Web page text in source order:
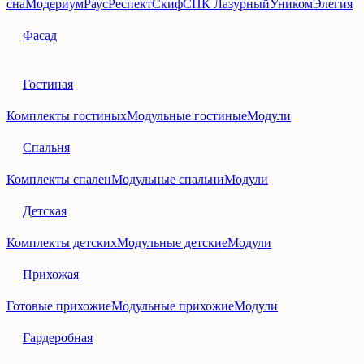
снаМодериумРаусРеспектСкифСПК ЛазурныйУникомЭлегия
Фасад
Гостиная
Комплекты гостиныхМодульные гостиныеМодули
Спальня
Комплекты спаленМодульные спальниМодули
Детская
Комплекты детскихМодульные детскиеМодули
Прихожая
Готовые прихожиеМодульные прихожиеМодули
Гардеробная